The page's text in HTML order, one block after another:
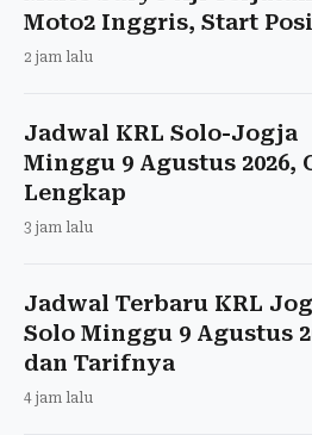
Moto2 Inggris, Start
2 jam lalu
Jadwal KRL Solo-Jogja
Minggu 9 Agustus 2026,
Lengkap
3 jam lalu
Jadwal Terbaru KRL
Solo Minggu 9 Agustus
dan Tarifnya
4 jam lalu